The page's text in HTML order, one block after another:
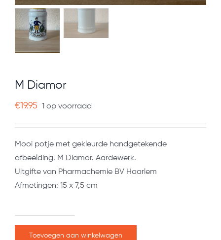
M Diamor
€19.95 1 op voorraad
Mooi potje met gekleurde handgetekende
afbeelding. M Diamor. Aardewerk.
Uitgifte van Pharmachemie BV Haarlem
Afmetingen: 15 x 7,5 cm
Diamor
Toevoegen aan winkelwagen